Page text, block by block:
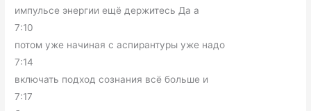
импульсе энергии ещё держитесь Да а
7:10
потом уже начиная с аспирантуры уже надо
7:14
включать подход сознания всё больше и
7:17